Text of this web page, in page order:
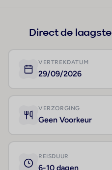
Direct de
VERTREKDATUM
29/09/2026
VERZORGING
Geen Voorkeur
REISDUUR
6-10 dagen